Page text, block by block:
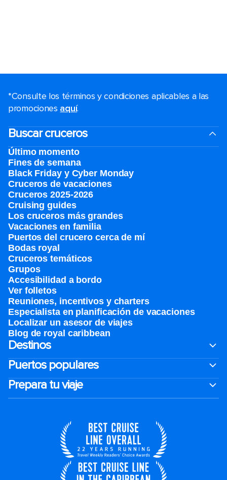
*Consulte los términos y condiciones aplicables a las
promociones aquí.
Buscar cruceros
Último momento
Fines de semana
Black Friday y Cyber Monday
Cruceros de vacaciones
Cruceros 2025-2026
Cruising guides
Los cruceros más grandes
Vacaciones en familia
Puertos del crucero cerca de mí
Bodas royal
Cruceros temáticos
Grupos
Accesibilidad a bordo
Ver folletos
Reuniones, incentivos y charters​
Especialista en planificación de vacaciones
Localizar un asesor de viajes
Blog de royal caribbean
Destinos
Puertos populares
Prepara tu viaje